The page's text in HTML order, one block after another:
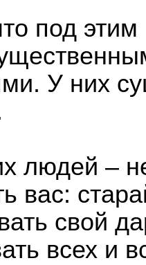
под
У них
людей –
вас:
свой
всех и